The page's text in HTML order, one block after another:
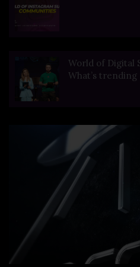
World of Digital
What’s trending